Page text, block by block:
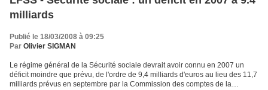
milliards
Publié le 18/03/2008 à 09:25
Par Olivier SIGMAN
Le régime général de la Sécurité sociale devrait avoir connu en 2007 un
déficit moindre que prévu, de l'ordre de 9,4 milliards d'euros au lieu des 11,7
milliards prévus en septembre par la Commission des comptes de la